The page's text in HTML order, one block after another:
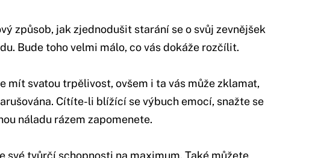
způsob, jak zjednodušit starání se o svůj zevnějšek
Bude toho velmi málo, co vás dokáže rozčílit.
mít svatou trpělivost, ovšem i ta vás může zklamat,
Cítíte-li blížící se výbuch emocí, snažte se
náladu rázem zapomenete.
své tvůrčí schopnosti na maximum. Také můžete